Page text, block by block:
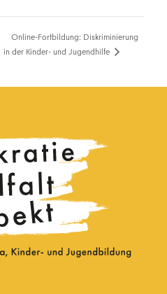
Online-Fortbildung: Diskriminierung
in der Kinder- und Jugendhilfe